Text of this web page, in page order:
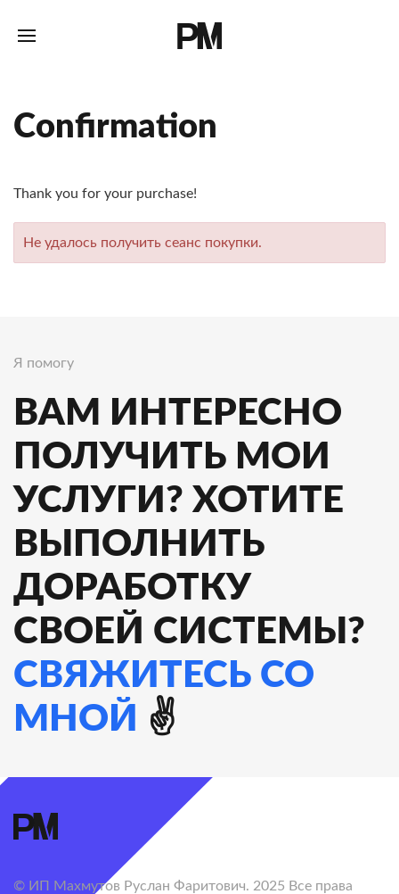
Confirmation
Thank you for your purchase!
Не удалось получить сеанс покупки.
Я помогу
ВАМ ИНТЕРЕСНО
ПОЛУЧИТЬ МОИ
УСЛУГИ? ХОТИТЕ
ВЫПОЛНИТЬ
ДОРАБОТКУ
СВОЕЙ СИСТЕМЫ?
СВЯЖИТЕСЬ СО
МНОЙ ✌️
© ИП Махмутов Руслан Фаритович. 2025 Все права